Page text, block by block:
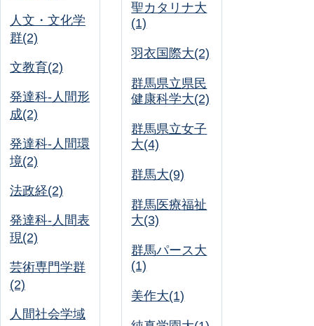
人文・文化学
群(2)
文教育(2)
発達科-人間形
成(2)
発達科-人間環
境(2)
法政経(2)
発達科-人間表
現(2)
芸術専門学群
(2)
人間社会学域
聖カタリナ大
(1)
羽衣国際大(2)
群馬県立県民
健康科学大(2)
群馬県立女子
大(4)
群馬大(9)
群馬医療福祉
大(3)
群馬パース大
(1)
美作大(1)